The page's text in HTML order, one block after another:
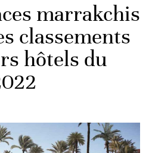
marrakchis
classements
hôtels du